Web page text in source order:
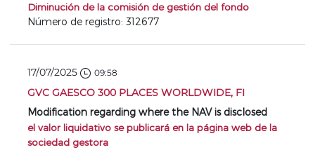
Diminución de la comisión de gestión del fondo
Número de registro: 312677
17/07/2025 09:58
GVC GAESCO 300 PLACES WORLDWIDE, FI
Modification regarding where the NAV is disclosed
el valor liquidativo se publicará en la página web de la
sociedad gestora